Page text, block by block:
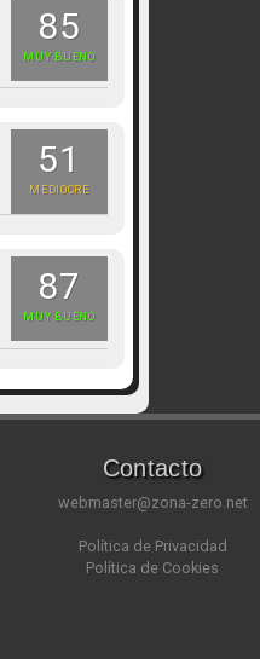
85
MUY BUENO
51
MEDIOCRE
87
MUY BUENO
Contacto
webmaster@zona-zero.net
Política de Privacidad
Política de Cookies